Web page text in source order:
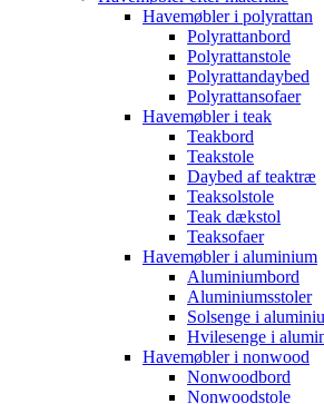
Havemøbler i polyrattan
Polyrattanbord
Polyrattanstole
Polyrattandaybed
Polyrattansofaer
Havemøbler i teak
Teakbord
Teakstole
Daybed af teaktræ
Teaksolstole
Teak dækstol
Teaksofaer
Havemøbler i aluminium
Aluminiumbord
Aluminiumsstoler
Solsenge i
Hvilesenge i
Havemøbler i nonwood
Nonwoodbord
Nonwoodstole